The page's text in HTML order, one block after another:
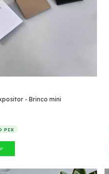
- Brinco mini
PIX